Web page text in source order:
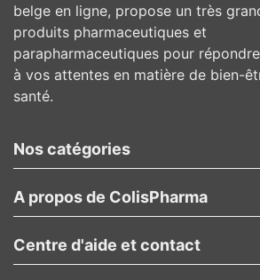
belge en ligne, propose un très
produits pharmaceutiques et
parapharmaceutiques pour
à vos attentes en matière de bien-
santé.
Nos catégories
A propos de ColisPharma
Centre d'aide et contact